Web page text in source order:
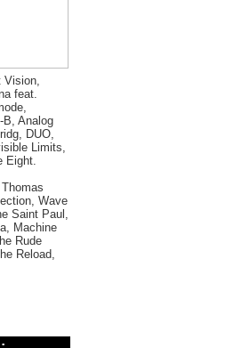
Vision,
feat.
B, Analog
DUO,
Limits,
Eight.
Wave
Saint Paul,
Machine
Rude
Reload,